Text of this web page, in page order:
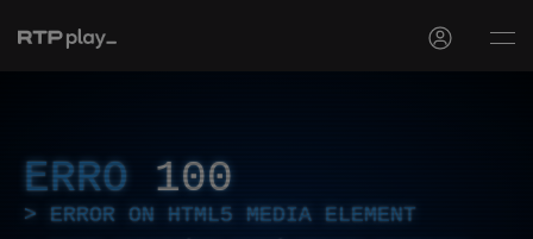
ERRO 100
ERROR ON HTML5 MEDIA ELEMENT